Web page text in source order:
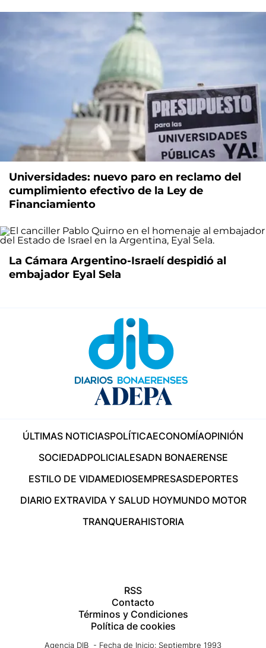
Universidades: nuevo paro en reclamo del
cumplimiento efectivo de la Ley de
Financiamiento
La Cámara Argentino-Israelí despidió al
embajador Eyal Sela
ÚLTIMAS NOTICIASPOLÍTICAECONOMÍAOPINIÓN
SOCIEDADPOLICIALESADN BONAERENSE
ESTILO DE VIDAMEDIOSEMPRESASDEPORTES
DIARIO EXTRAVIDA Y SALUD HOYMUNDO MOTOR
TRANQUERAHISTORIA
RSS
Contacto
Términos y Condiciones
Política de cookies
Agencia DIB - Fecha de Inicio: Septiembre 1993